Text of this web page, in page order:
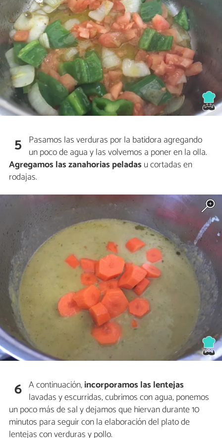
5 Pasamos las verduras por la batidora agregando
un poco de agua y las volvemos a poner en la olla.
Agregamos las zanahorias peladas u cortadas en
rodajas.
6 A continuación,incorporamos las lentejas
lavadas y escurridas, cubrimos con agua, ponemos
un poco más de sal y dejamos que hiervan durante 10
minutos para seguir con la elaboración del plato de
lentejas con verduras y pollo.